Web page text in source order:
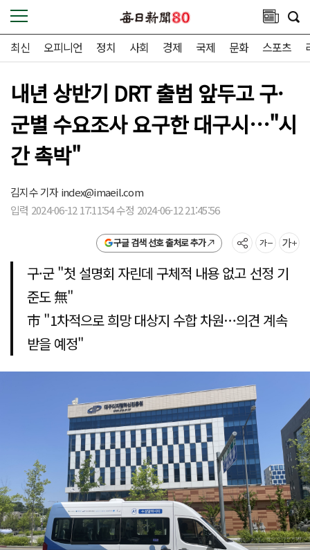
최신 오피니언 정치 사회 경제 국제 문화 스포츠
내년 상반기 DRT 출범 앞두고 구·
군별 수요조사 요구한 대구시…"시
간 촉박"
김지수 기자index@imaeil.com
입력 2024-06-12 17:11:54 수정 2024-06-12 21:45:56
구글 검색 선호 출처로 추가
구·군 "첫 설명회 자린데 구체적 내용 없고 선정 기
준도 無"
市 "1차적으로 희망 대상지 수합 차원…의견 계속
받을 예정"